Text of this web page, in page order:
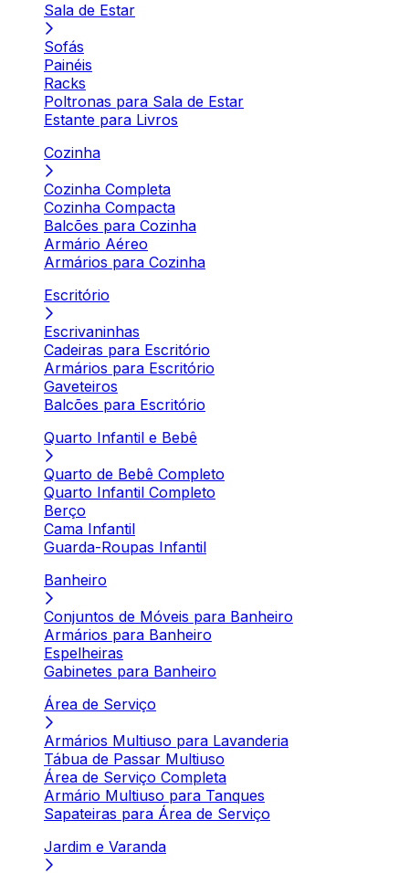
Sala de Estar
Sofás
Painéis
Racks
Poltronas para Sala de Estar
Estante para Livros
Cozinha
Cozinha Completa
Cozinha Compacta
Balcões para Cozinha
Armário Aéreo
Armários para Cozinha
Escritório
Escrivaninhas
Cadeiras para Escritório
Armários para Escritório
Gaveteiros
Balcões para Escritório
Quarto Infantil e Bebê
Quarto de Bebê Completo
Quarto Infantil Completo
Berço
Cama Infantil
Guarda-Roupas Infantil
Banheiro
Conjuntos de Móveis para Banheiro
Armários para Banheiro
Espelheiras
Gabinetes para Banheiro
Área de Serviço
Armários Multiuso para Lavanderia
Tábua de Passar Multiuso
Área de Serviço Completa
Armário Multiuso para Tanques
Sapateiras para Área de Serviço
Jardim e Varanda